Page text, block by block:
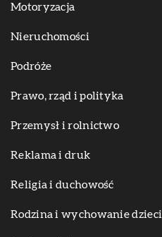
Motoryzacja
Nieruchomości
Podróże
Prawo, rząd i polityka
Przemysł i rolnictwo
Reklama i druk
Religia i duchowość
Rodzina i wychowanie dzieci